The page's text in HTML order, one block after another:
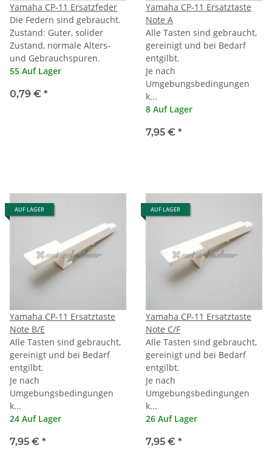
Yamaha CP-11 Ersatzfeder
Die Federn sind gebraucht.
Zustand: Guter, solider
Zustand, normale Alters-
und Gebrauchspuren.
55 Auf Lager
0,79 € *
Yamaha CP-11 Ersatztaste
Note A
Alle Tasten sind gebraucht,
gereinigt und bei Bedarf
entgilbt.
Je nach
Umgebungsbedingungen
k...
8 Auf Lager
7,95 € *
AUF LAGER
Yamaha CP-11 Ersatztaste
Note B/E
Alle Tasten sind gebraucht,
gereinigt und bei Bedarf
entgilbt.
Je nach
Umgebungsbedingungen
k...
24 Auf Lager
7,95 € *
AUF LAGER
Yamaha CP-11 Ersatztaste
Note C/F
Alle Tasten sind gebraucht,
gereinigt und bei Bedarf
entgilbt.
Je nach
Umgebungsbedingungen
k...
26 Auf Lager
7,95 € *